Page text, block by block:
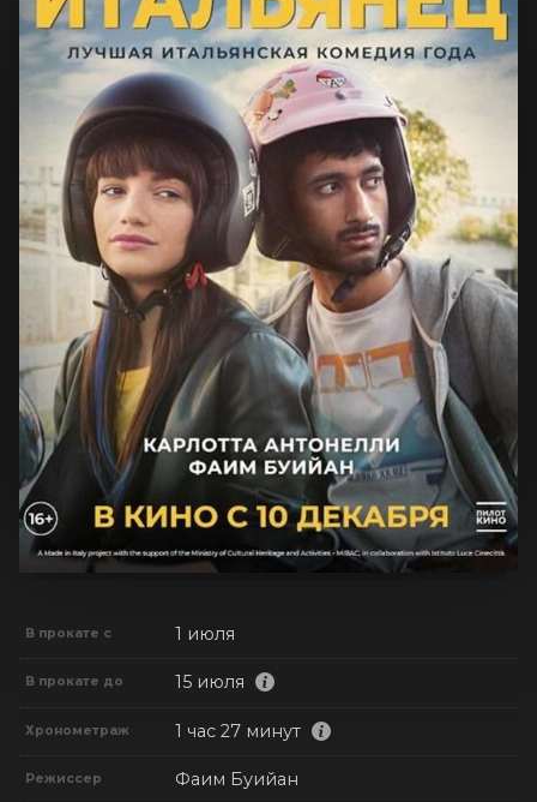
В прокате с 1 июля
В прокате до 15 июля
Хронометраж 1 час 27 минут
Режиссер Фаим Буийан